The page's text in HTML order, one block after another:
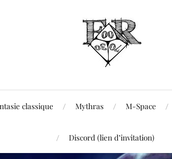
classique Mythras M-Space
Discord (lien d’invitation)